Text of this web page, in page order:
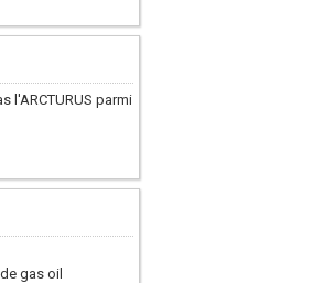
l'ARCTURUS parmi
gas oil